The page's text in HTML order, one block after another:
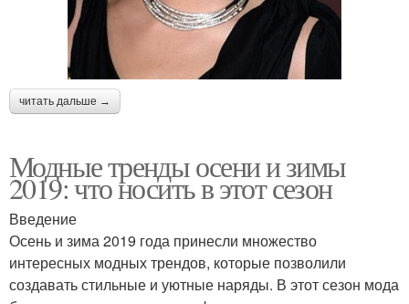
читать дальше →
Модные тренды осени и зимы
2019: что носить в этот сезон
Введение
Осень и зима 2019 года принесли множество
интересных модных трендов, которые позволили
создавать стильные и уютные наряды. В этот сезон мода